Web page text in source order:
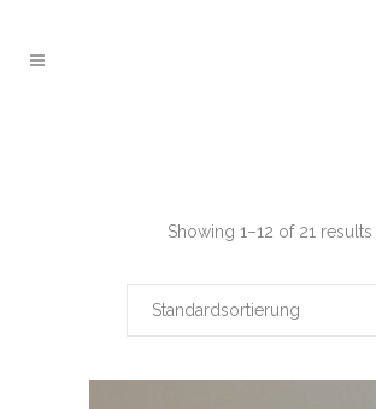
Showing 1–12 of 21 results
Standardsortierung